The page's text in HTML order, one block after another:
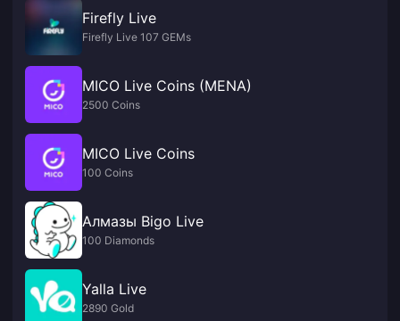
Firefly Live
Firefly Live 107 GEMs
MICO Live Coins (MENA)
2500 Coins
MICO Live Coins
100 Coins
Алмазы Bigo Live
100 Diamonds
Yalla Live
2890 Gold